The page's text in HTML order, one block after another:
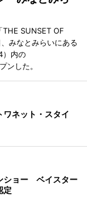
THE SUNSET OF
みなとみらいにある
）内の
ンした。
ネット・スタイ
ショー ベイスター
定